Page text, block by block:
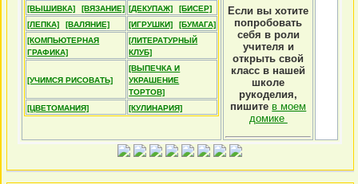
[ВЫШИВКА] [ВЯЗАНИЕ] [ДЕКУПАЖ]
[БИСЕР]
[ЛЕПКА]
[ВАЛЯНИЕ] [ИГРУШКИ]
[БУМАГА]
[КОМПЬЮТЕРНАЯ
ГРАФИКА]
[ЛИТЕРАТУРНЫЙ
КЛУБ]
[УЧИМСЯ РИСОВАТЬ]
[ВЫПЕЧКА И
УКРАШЕНИЕ
ТОРТОВ]
[ЦВЕТОМАНИЯ]
[КУЛИНАРИЯ]
Если вы хотите
попробовать
себя в роли
учителя и
открыть свой
класс в нашей
школе
рукоделия,
пишите в моем
домике